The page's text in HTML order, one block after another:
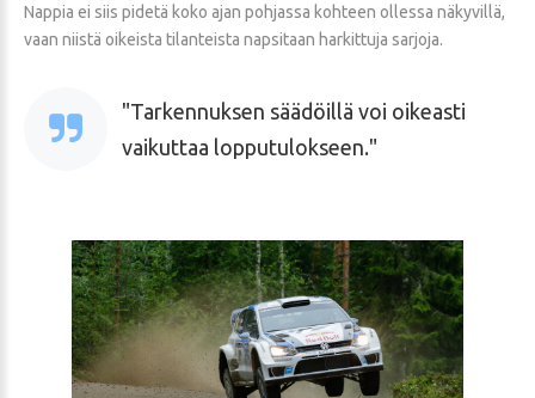
Nappia ei siis pidetä koko ajan pohjassa kohteen ollessa näkyvillä,
vaan niistä oikeista tilanteista napsitaan harkittuja sarjoja.
Tarkennuksen säädöillä voi oikeasti
vaikuttaa lopputulokseen.